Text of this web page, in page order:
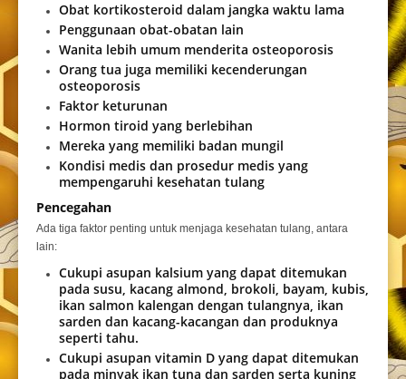
Obat kortikosteroid dalam jangka waktu lama
Penggunaan obat-obatan lain
Wanita lebih umum menderita osteoporosis
Orang tua juga memiliki kecenderungan
osteoporosis
Faktor keturunan
Hormon tiroid yang berlebihan
Mereka yang memiliki badan mungil
Kondisi medis dan prosedur medis yang
mempengaruhi kesehatan tulang
Pencegahan
Ada tiga faktor penting untuk menjaga kesehatan tulang, antara
lain:
Cukupi asupan kalsium yang dapat ditemukan
pada susu, kacang almond, brokoli, bayam, kubis,
ikan salmon kalengan dengan tulangnya, ikan
sarden dan kacang-kacangan dan produknya
seperti tahu.
Cukupi asupan vitamin D yang dapat ditemukan
pada minyak ikan tuna dan sarden serta kuning